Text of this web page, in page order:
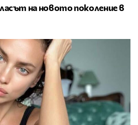
на новото поколение в